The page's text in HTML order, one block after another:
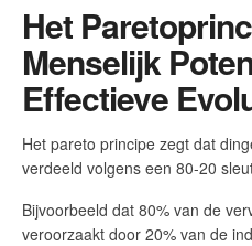
Het
Menselijk
Effectieve
Het pareto principe zegt dat
verdeeld volgens een 80-20
Bijvoorbeeld dat 80% van de
veroorzaakt door 20% van de